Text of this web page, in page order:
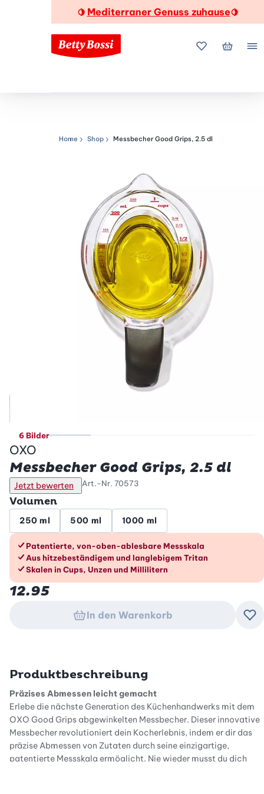
🍋 Mediterraner Genuss zuhause🍋
MeineMein
Navigationspfad
Home Shop Messbecher Good Grips, 2.5 dl
6 Bilder
OXO
Messbecher Good Grips, 2.5 dl
Jetzt bewerten Art.-Nr. 70573
Volumen
250 ml 500 ml 1000 ml
Die Vorteile im Überblick
Patentierte, von-oben-ablesbare Messskala
Aus hitzebeständigem und langlebigem Tritan
Skalen in Cups, Unzen und Millilitern
12.95
In den Warenkorb
Produktbeschreibung
Präzises Abmessen leicht gemacht
Erlebe die nächste Generation des Küchenhandwerks mit dem
OXO Good Grips abgewinkelten Messbecher. Dieser innovative
Messbecher revolutioniert dein Kocherlebnis, indem er dir das
präzise Abmessen von Zutaten durch seine einzigartige,
patentierte Messskala ermöglicht. Nie wieder musst du dich